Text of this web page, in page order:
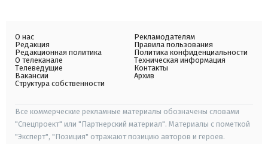
О нас
Редакция
Редакционная политика
О телеканале
Телеведущие
Вакансии
Структура собственности
Рекламодателям
Правила пользования
Политика конфиденциальности
Техническая информация
Контакты
Архив
Все коммерческие рекламные материалы обозначены словами
"Спецпроект" или "Партнерский материал". Материалы с пометкой
"Эксперт", "Позиция" отражают позицию авторов и героев.